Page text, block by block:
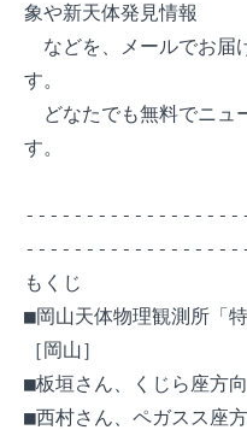
象や新天体発見情報
などを、メールでお届
す。
どなたでも無料でニュ
す。
もくじ
■岡山天体物理観測所「
［岡山］
■板垣さん、くじら座方
■西村さん、ペガスス座